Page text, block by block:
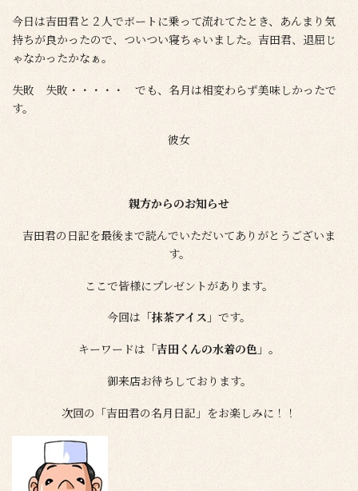
今日は吉田君と２人でボートに乗って流れてたとき、あんまり気
持ちが良かったので、ついつい寝ちゃいました。吉田君、退屈じ
ゃなかったかなぁ。
失敗 失敗・・・・・ でも、名月は相変わらず美味しかったで
す。
彼女
親方からのお知らせ
吉田君の日記を最後まで読んでいただいてありがとうございま
す。
ここで皆様にプレゼントがあります。
今回は 「抹茶アイス」 です。
キーワードは 「吉田くんの水着の色」 。
御来店お待ちしております。
次回の「吉田君の名月日記」をお楽しみに！！